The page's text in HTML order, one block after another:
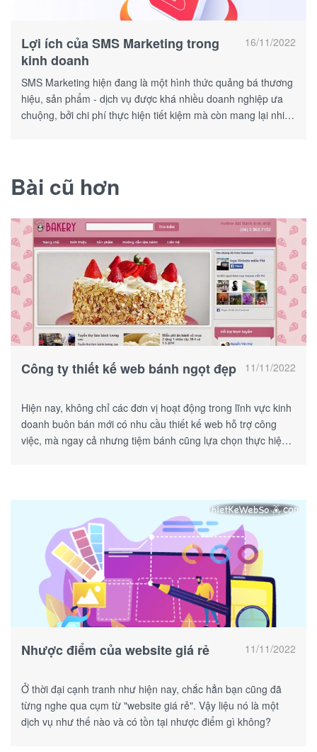
16/11/2022
Lợi ích của SMS Marketing trong
kinh doanh
SMS Marketing hiện đang là một hình thức quảng bá thương
hiệu, sản phẩm - dịch vụ được khá nhiều doanh nghiệp ưa
chuộng, bởi chi phí thực hiện tiết kiệm mà còn mang lại nhiều
Bài cũ hơn
11/11/2022
Công ty thiết kế web bánh ngọt đẹp
Hiện nay, không chỉ các đơn vị hoạt động trong lĩnh vực kinh
doanh buôn bán mới có nhu cầu thiết kế web hỗ trợ công
việc, mà ngay cả nhưng tiệm bánh cũng lựa chọn thực hiện
11/11/2022
Nhược điểm của website giá rẻ
Ở thời đại cạnh tranh như hiện nay, chắc hẳn bạn cũng đã
từng nghe qua cụm từ "website giá rẻ". Vậy liệu nó là một
dịch vụ như thế nào và có tồn tại nhược điểm gì không?